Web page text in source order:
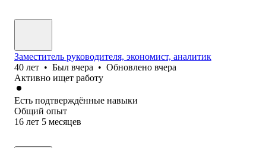
Заместитель руководителя, экономист, аналитик
40 лет • Был вчера • Обновлено вчера
Активно ищет работу
Есть подтверждённые навыки
Общий опыт
16 лет 5 месяцев